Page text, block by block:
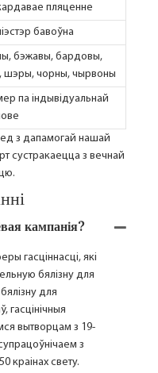
пляценне
бавоўна
бэжавы, бардовы,
шэры, чорны, чырвоны
па індывідуальнай
з дапамогай нашай
сустракаецца з вечнай
кампанія?
гасціннасці, які
бялізну для
для
гасцінічныя
вытворцам з 19-
з
краінах свету.